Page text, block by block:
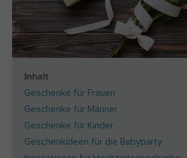
Inhalt
Geschenke für Frauen
Geschenke für Männer
Geschenke für Kinder
Geschenkideen für die Babyparty